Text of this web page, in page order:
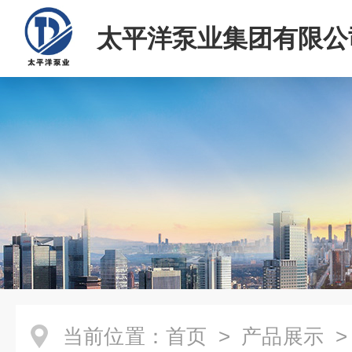
太平洋泵业集团有限
当前位置： 首页 > 产品展示